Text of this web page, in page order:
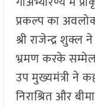
प्रकल्प का
श्री राजेन्द्र
भ्रमण करके
उप मुख्यमंत्री ने
निराश्रित और